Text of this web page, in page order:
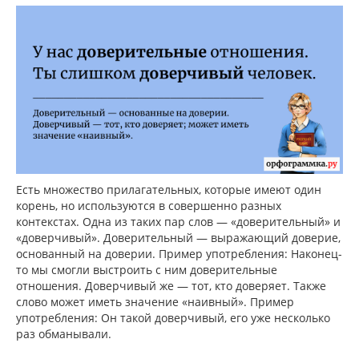
Есть множество прилагательных, которые имеют один
корень, но используются в совершенно разных
контекстах. Одна из таких пар слов — «доверительный» и
«доверчивый». Доверительный — выражающий доверие,
основанный на доверии. Пример употребления: Наконец-
то мы смогли выстроить с ним доверительные
отношения. Доверчивый же — тот, кто доверяет. Также
слово может иметь значение «наивный». Пример
употребления: Он такой доверчивый, его уже несколько
раз обманывали.